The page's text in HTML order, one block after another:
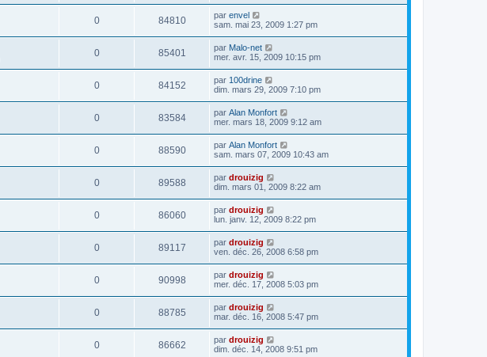
0 84810 par envel
sam. mai 23, 2009 1:27 pm
0 85401 par Malo-net
mer. avr. 15, 2009 10:15 pm
0 84152 par 100drine
dim. mars 29, 2009 7:10 pm
0 83584 par Alan Monfort
mer. mars 18, 2009 9:12 am
0 88590 par Alan Monfort
sam. mars 07, 2009 10:43 am
0 89588 par drouizig
dim. mars 01, 2009 8:22 am
0 86060 par drouizig
lun. janv. 12, 2009 8:22 pm
0 89117 par drouizig
ven. déc. 26, 2008 6:58 pm
0 90998 par drouizig
mer. déc. 17, 2008 5:03 pm
0 88785 par drouizig
mar. déc. 16, 2008 5:47 pm
0 86662 par drouizig
dim. déc. 14, 2008 9:51 pm